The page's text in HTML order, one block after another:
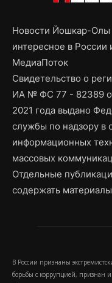
Новости Йошкар-
интересное в
МедиаПоток
Свидетельство о
ИА № ФС 77 - 82389
2021 года выдано
службы по надзору в
информационных
массовых
Отдельные
содержать
В России признаны
борьбы с коррупцией, признан